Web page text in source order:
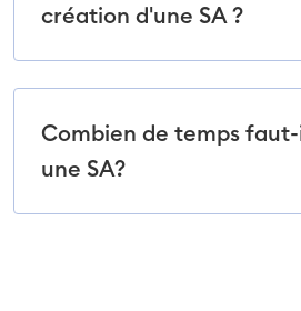
création d'une SA ?
Combien de temps
une SA?